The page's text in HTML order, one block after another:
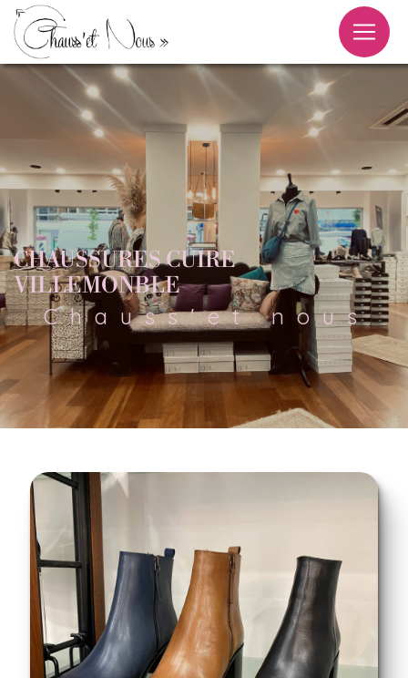
CHAUSSURES CUIRE
VILLEMONBLE
Chauss'et nous
Panneau de gestion des cookies